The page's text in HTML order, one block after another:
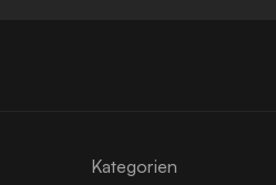
Kategorien